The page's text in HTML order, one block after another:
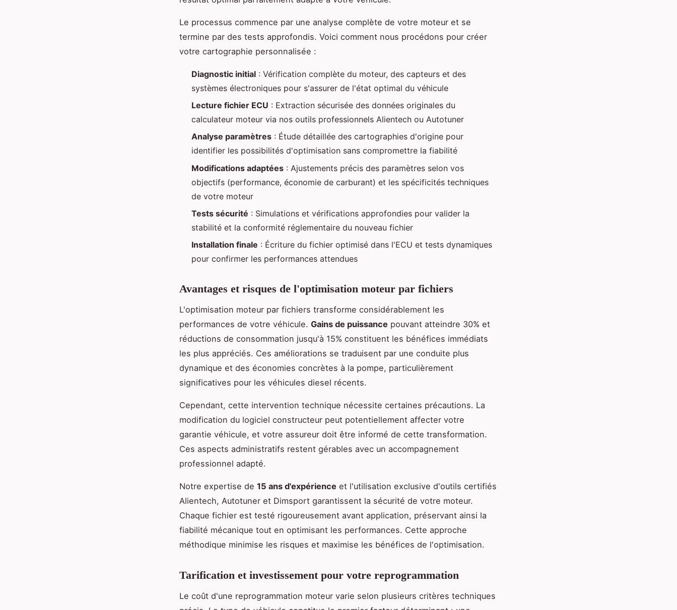
Le processus commence par une analyse complète de votre moteur et se
termine par des tests approfondis. Voici comment nous procédons pour créer
votre cartographie personnalisée :
Diagnostic initial : Vérification complète du moteur, des capteurs et des
systèmes électroniques pour s'assurer de l'état optimal du véhicule
Lecture fichier ECU : Extraction sécurisée des données originales du
calculateur moteur via nos outils professionnels Alientech ou Autotuner
Analyse paramètres : Étude détaillée des cartographies d'origine pour
identifier les possibilités d'optimisation sans compromettre la fiabilité
Modifications adaptées : Ajustements précis des paramètres selon vos
objectifs (performance, économie de carburant) et les spécificités techniques
de votre moteur
Tests sécurité : Simulations et vérifications approfondies pour valider la
stabilité et la conformité réglementaire du nouveau fichier
Installation finale : Écriture du fichier optimisé dans l'ECU et tests dynamiques
pour confirmer les performances attendues
Avantages et risques de l'optimisation moteur par fichiers
L'optimisation moteur par fichiers transforme considérablement les
performances de votre véhicule. Gains de puissance pouvant atteindre 30% et
réductions de consommation jusqu'à 15% constituent les bénéfices immédiats
les plus appréciés. Ces améliorations se traduisent par une conduite plus
dynamique et des économies concrètes à la pompe, particulièrement
significatives pour les véhicules diesel récents.
Cependant, cette intervention technique nécessite certaines précautions. La
modification du logiciel constructeur peut potentiellement affecter votre
garantie véhicule, et votre assureur doit être informé de cette transformation.
Ces aspects administratifs restent gérables avec un accompagnement
professionnel adapté.
Notre expertise de 15 ans d'expérience et l'utilisation exclusive d'outils certifiés
Alientech, Autotuner et Dimsport garantissent la sécurité de votre moteur.
Chaque fichier est testé rigoureusement avant application, préservant ainsi la
fiabilité mécanique tout en optimisant les performances. Cette approche
méthodique minimise les risques et maximise les bénéfices de l'optimisation.
Tarification et investissement pour votre reprogrammation
Le coût d'une reprogrammation moteur varie selon plusieurs critères techniques